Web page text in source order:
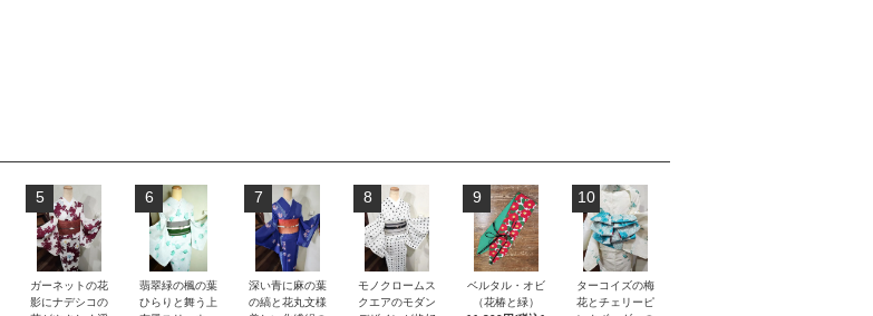
5
ガーネットの花
影にナデシコの
6
翡翠緑の楓の葉
ひらりと舞う上
7
深い青に麻の葉
の縞と花丸文様
8
モノクロームス
クエアのモダン
9
ベルタル・オビ
（花椿と緑）
10
ターコイズの梅
花とチェリーピ